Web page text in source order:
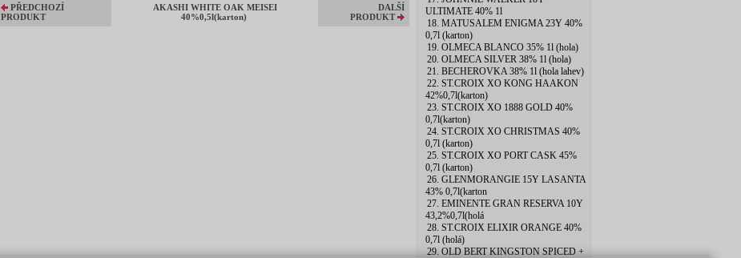
PŘEDCHOZÍ
PRODUKT
AKASHI WHITE OAK MEISEI
40%0,5l(karton)
DALŠÍ
PRODUKT
ULTIMATE 40% 1l
18. MATUSALEM ENIGMA 23Y 40%
0,7l (karton)
19. OLMECA BLANCO 35% 1l (hola)
20. OLMECA SILVER 38% 1l (hola)
21. BECHEROVKA 38% 1l (hola lahev)
22. ST.CROIX XO KONG HAAKON
42%0,7l(karton)
23. ST.CROIX XO 1888 GOLD 40%
0,7l(karton)
24. ST.CROIX XO CHRISTMAS 40%
0,7l (karton)
25. ST.CROIX XO PORT CASK 45%
0,7l (karton)
26. GLENMORANGIE 15Y LASANTA
43% 0,7l(karton
27. EMINENTE GRAN RESERVA 10Y
43,2%0,7l(holá
28. ST.CROIX ELIXIR ORANGE 40%
0,7l (holá)
29. OLD BERT KINGSTON SPICED +